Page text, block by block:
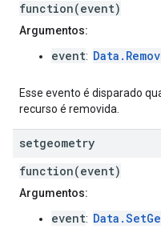
function(event)
Argumentos:
event:
Esse evento é disparado
recurso é removida.
setgeometry
function(event)
Argumentos:
event: